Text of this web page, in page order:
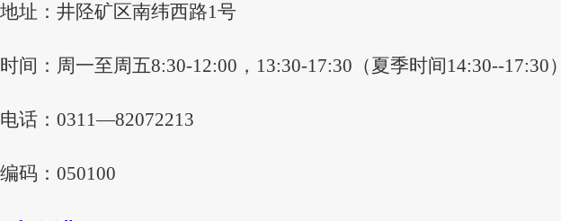
址：井陉矿区南纬西路1号
间：周一至周五8:30-12:00，13:30-17:30（夏季时间14:30--17:30
话： 0311—82072213
码： 050100